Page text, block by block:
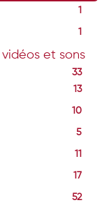
1
1
et sons
33
13
10
5
17
52